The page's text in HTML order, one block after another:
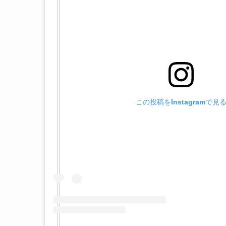
この投稿をInstagramで見る